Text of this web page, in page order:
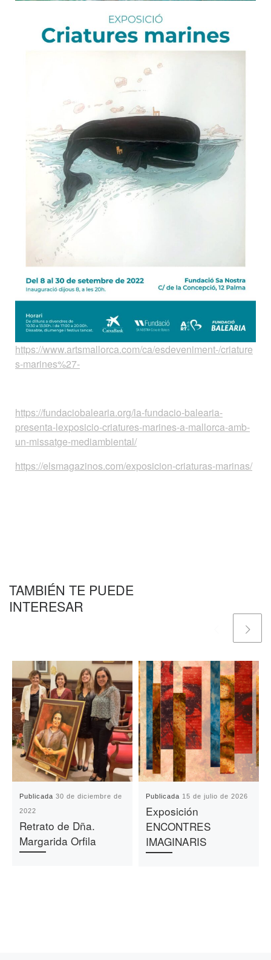
https://www.artsmallorca.com/ca/esdeveniment-/criature
s-marines%27-
https://fundaciobalearia.org/la-fundacio-balearia-
presenta-lexposicio-criatures-marines-a-mallorca-amb-
un-missatge-mediambiental/
https://elsmagazinos.com/exposicion-criaturas-marinas/
TAMBIÉN TE PUEDE
INTERESAR
Publicada30 de diciembre de
2022
Retrato de Dña.
Margarida Orfila
Publicada 15 de julio de 2026
Exposición
ENCONTRES
IMAGINARIS